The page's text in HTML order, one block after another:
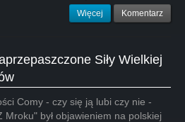
Więcej Komentarz
Siły Wielkiej
Comy - czy się ją lubi czy nie -
był objawieniem na polskiej